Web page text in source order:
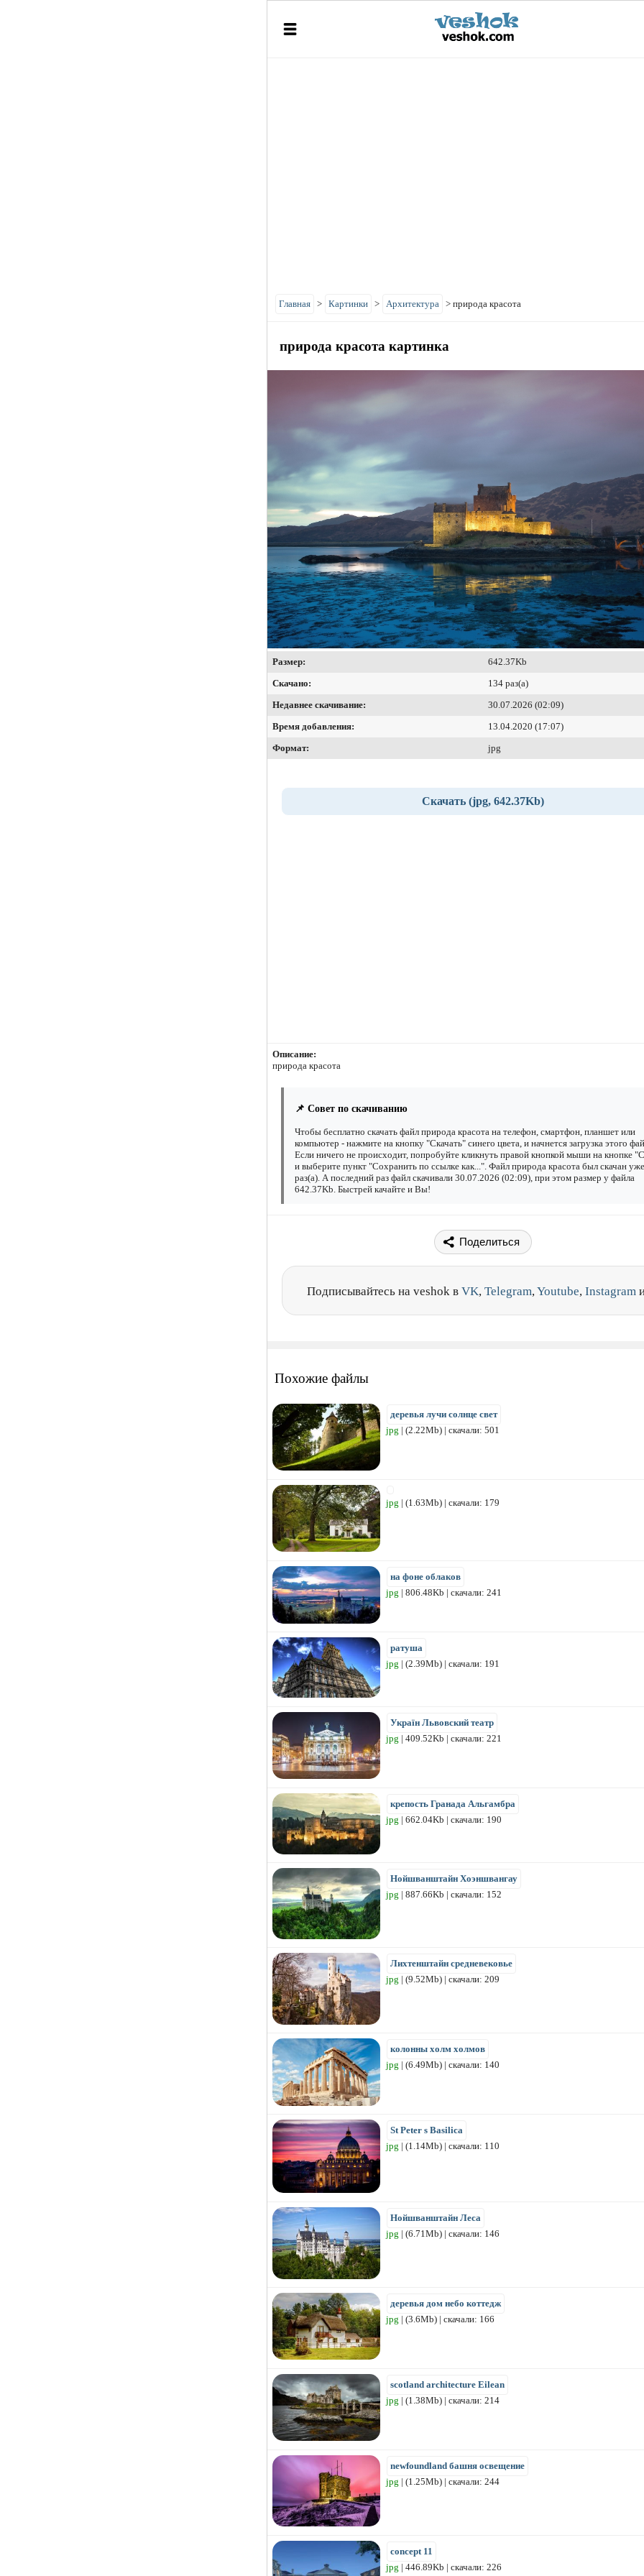
Главная > Картинки > Архитектура > природа красота
природа красота картинка
Размер:
642.37Kb
Скачано:
134 раз(а)
Недавнее скачивание:
30.07.2026 (02:09)
Время добавления:
13.04.2020 (17:07)
Формат:
jpg
Скачать (jpg, 642.37Kb)
Описание:
природа красота
📌 Совет по скачиванию
Чтобы бесплатно скачать файл природа красота на телефон, смартфон, планшет или
компьютер - нажмите на кнопку "Скачать" синего цвета, и начнется загрузка этого
Если ничего не происходит, попробуйте кликнуть правой кнопкой мыши на кнопке
и выберите пункт "Сохранить по ссылке как...". Файл природа красота был скачан
раз(а). А последний раз файл скачивали 30.07.2026 (02:09), при этом размер у файла
642.37Kb. Быстрей качайте и Вы!
Поделиться
Подписывайтесь на veshok в VK, Telegram, Youtube, Instagram
Похожие файлы
деревья лучи солнце свет
jpg | (2.22Mb) | скачали: 501
jpg | (1.63Mb) | скачали: 179
на фоне облаков
jpg | 806.48Kb | скачали: 241
ратуша
jpg | (2.39Mb) | скачали: 191
Україн Львовский театр
jpg | 409.52Kb | скачали: 221
крепость Гранада Альгамбра
jpg | 662.04Kb | скачали: 190
Нойшванштайн Хоэншвангау
jpg | 887.66Kb | скачали: 152
Лихтенштайн средневековье
jpg | (9.52Mb) | скачали: 209
колонны холм холмов
jpg | (6.49Mb) | скачали: 140
St Peter s Basilica
jpg | (1.14Mb) | скачали: 110
Нойшванштайн Леса
jpg | (6.71Mb) | скачали: 146
деревья дом небо коттедж
jpg | (3.6Mb) | скачали: 166
scotland architecture Eilean
jpg | (1.38Mb) | скачали: 214
newfoundland башня освещение
jpg | (1.25Mb) | скачали: 244
concept 11
jpg | 446.89Kb | скачали: 226